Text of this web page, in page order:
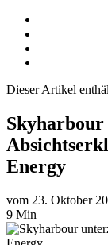
Dieser Artikel
Energy
vom 23. Oktober
9 Min